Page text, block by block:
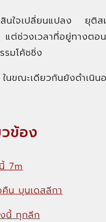
สินใจเปลี่ยนแปลง ยุติ
แต่ช่วงเวลาที่อยู่ทางต
รมโค้ชชิ่ง
นขณะเดียวกันยังดำเนิ
ข้อง
7m
น บุนเดสลีกา
นี้ ทุกลีก